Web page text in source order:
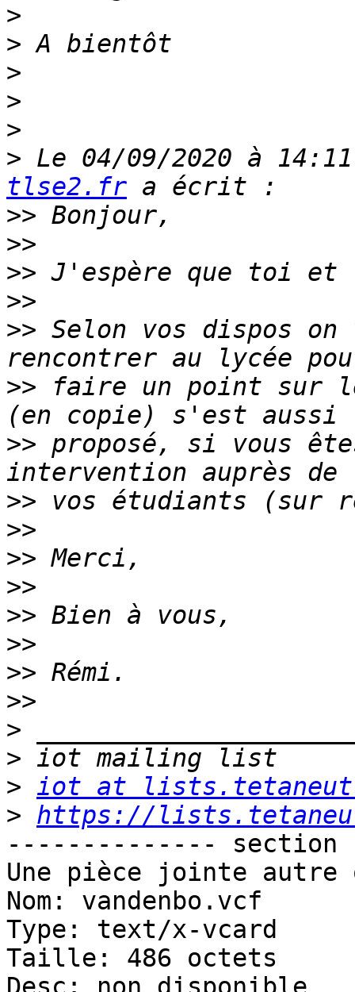
>
>
>
>
>
> Le 04/09/2020 à
tlse2.fr
>>
>>
>>
>>
>> Selon vos dispos
>> faire un point sur le
>> proposé, si vous
>>
>>
>>
>>
>>
>>
>>
>>
>
>
> iot at
> https://
-------------- section
Une pièce jointe
Nom: vandenbo.vcf
Type: text/x-vcard
Taille: 486 octets